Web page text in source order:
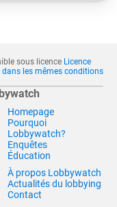
sous licence Licence
les mêmes conditions
Homepage
Pourquoi
Lobbywatch?
Enquêtes
Éducation
À propos Lobbywatch
Actualités du lobbying
Contact